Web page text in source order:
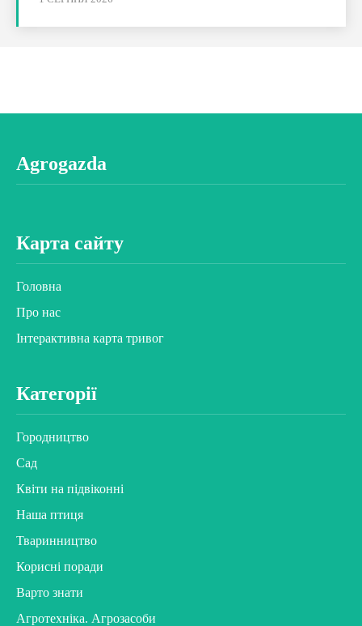
Agrogazda
Карта сайту
Головна
Про нас
Інтерактивна карта тривог
Категорії
Городництво
Сад
Квіти на підвіконні
Наша птиця
Тваринництво
Корисні поради
Варто знати
Агротехніка. Агрозасоби